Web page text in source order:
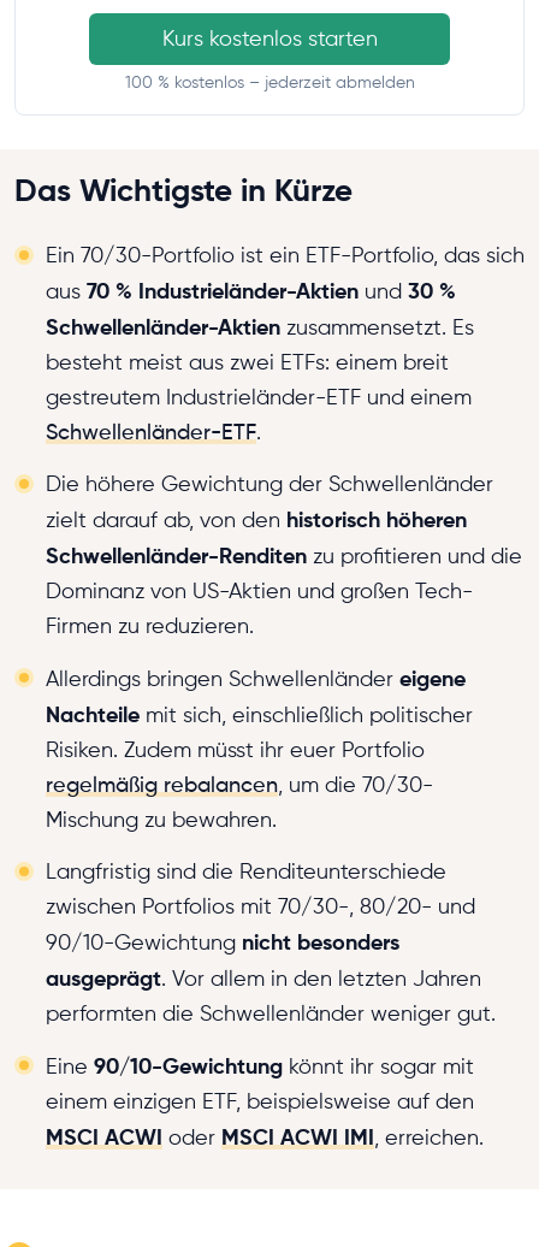
Kurs kostenlos starten
100 % kostenlos – jederzeit abmelden
Das Wichtigste in Kürze
Ein 70/30-Portfolio ist ein ETF-Portfolio, das sich
aus 70 % Industrieländer-Aktien und 30 %
Schwellenländer-Aktien zusammensetzt. Es
besteht meist aus zwei ETFs: einem breit
gestreutem Industrieländer-ETF und einem
Schwellenländer-ETF.
Die höhere Gewichtung der Schwellenländer
zielt darauf ab, von den historisch höheren
Schwellenländer-Renditen zu profitieren und die
Dominanz von US-Aktien und großen Tech-
Firmen zu reduzieren.
Allerdings bringen Schwellenländer eigene
Nachteile mit sich, einschließlich politischer
Risiken. Zudem müsst ihr euer Portfolio
regelmäßig rebalancen, um die 70/30-
Mischung zu bewahren.
Langfristig sind die Renditeunterschiede
zwischen Portfolios mit 70/30-, 80/20- und
90/10-Gewichtung nicht besonders
ausgeprägt. Vor allem in den letzten Jahren
performten die Schwellenländer weniger gut.
Eine 90/10-Gewichtung könnt ihr sogar mit
einem einzigen ETF, beispielsweise auf den
MSCI ACWI oder MSCI ACWI IMI, erreichen.